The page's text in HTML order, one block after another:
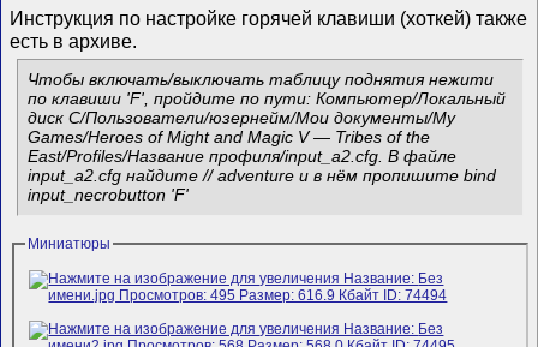
Инструкция по настройке горячей клавиши (хоткей) также
есть в архиве.
Чтобы включать/выключать таблицу поднятия нежити
по клавиши 'F', пройдите по пути: Компьютер/Локальный
диск C/Пользователи/юзернейм/Мои документы/My
Games/Heroes of Might and Magic V — Tribes of the
East/Profiles/Название профиля/input_a2.cfg. В файле
input_a2.cfg найдите // adventure и в нём пропишите bind
input_necrobutton 'F'
Миниатюры